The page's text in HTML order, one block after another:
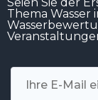
Thema Wasser